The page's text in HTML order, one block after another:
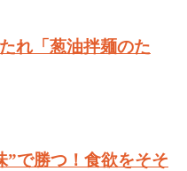
れ「葱油拌麺のた
”で勝つ！食欲をそそ